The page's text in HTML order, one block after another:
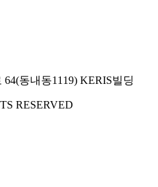
동내동1119) KERIS빌딩
RESERVED